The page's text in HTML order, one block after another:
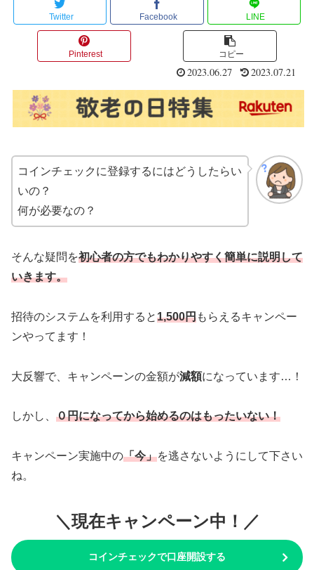
Twitter Facebook LINE
Pinterest コピー
2023.06.27 2023.07.21
コインチェックに登録するにはどうしたらい
いの？
何が必要なの？
そんな疑問を初心者の方でもわかりやすく簡単に説明して
いきます。
招待のシステムを利用すると1,500円もらえるキャンペー
ンやってます！
大反響で、キャンペーンの金額が減額になっています…！
しかし、 ０円になってから始めるのはもったいない！
キャンペーン実施中の「今」を逃さないようにして下さい
ね。
＼現在キャンペーン中！／
コインチェックで口座開設する